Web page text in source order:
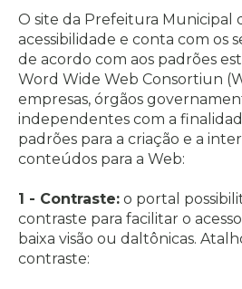
O site da Prefeitura Municipal
acessibilidade e conta com os
de acordo com aos padrões
Word Wide Web Consortiun
empresas, órgãos
independentes com a
padrões para a criação e a
conteúdos para a Web:
1 - Contraste: o portal
contraste para facilitar o
baixa visão ou daltônicas.
contraste: